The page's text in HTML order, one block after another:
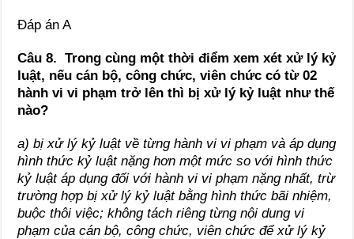
Đáp án A
Câu 8. Trong cùng một thời điểm xem xét xử lý kỷ
luật, nếu cán bộ, công chức, viên chức có từ 02
hành vi vi phạm trở lên thì bị xử lý kỷ luật như thế
nào?
a) bị xử lý kỷ luật về từng hành vi vi phạm và áp dụng
hình thức kỷ luật nặng hơn một mức so với hình thức
kỷ luật áp dụng đối với hành vi vi phạm nặng nhất, trừ
trường hợp bị xử lý kỷ luật bằng hình thức bãi nhiệm,
buộc thôi việc; không tách riêng từng nội dung vi
phạm của cán bộ, công chức, viên chức để xử lý kỷ